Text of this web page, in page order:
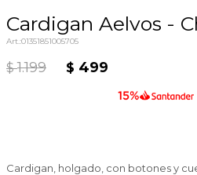
Cardigan Aelvos -
01351851005705
$ 1.199 $ 499
Cardigan, holgado, con botones y